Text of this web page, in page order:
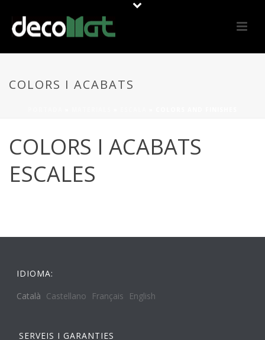
COLORS I ACABATS
COLORS I ACABATS
ESCALES
IDIOMA:
Català Castellano Français English
SERVEIS I GARANTIES